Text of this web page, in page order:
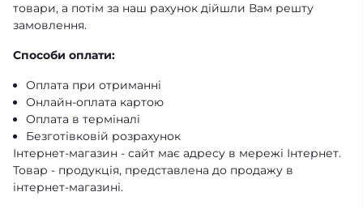
товари, а потім за наш рахунок дійшли Вам решту
замовлення.
Способи оплати:
Оплата при отриманні
Онлайн-оплата картою
Оплата в терміналі
Безготівковій розрахунок
Інтернет-магазин - сайт має адресу в мережі Інтернет.
Товар - продукція, представлена ​​до продажу в
інтернет-магазині.